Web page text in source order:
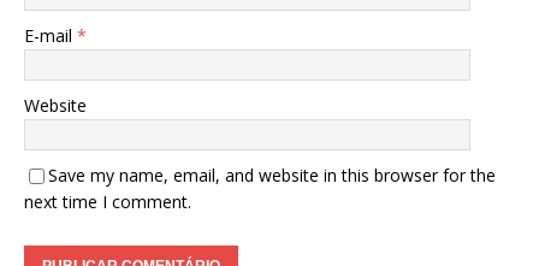
E-mail *
Website
Save my name, email, and website in this browser for the
next time I comment.